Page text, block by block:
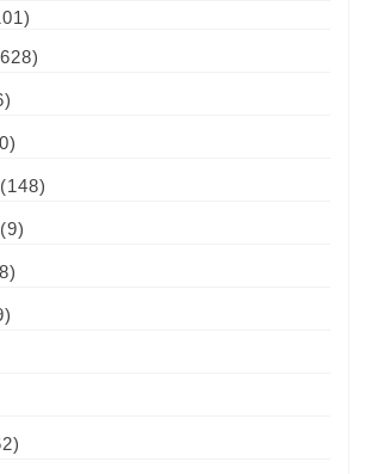
(148)
(9)